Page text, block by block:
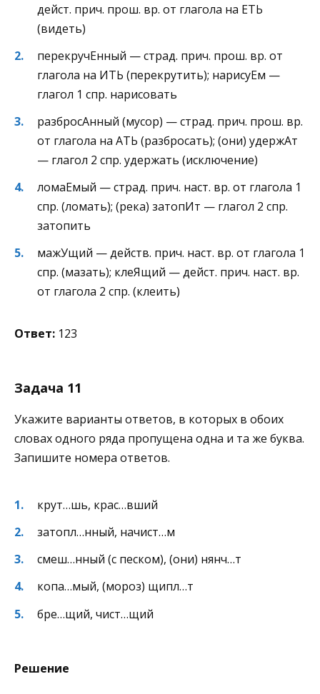
дейст. прич. прош. вр. от глагола на ЕТЬ
(видеть)
перекручЕнный — страд. прич. прош. вр. от
глагола на ИТЬ (перекрутить); нарисуЕм —
глагол 1 спр. нарисовать
разбросАнный (мусор) — страд. прич. прош. вр.
от глагола на АТЬ (разбросать); (они) удержАт
— глагол 2 спр. удержать (исключение)
ломаЕмый — страд. прич. наст. вр. от глагола 1
спр. (ломать); (река) затопИт — глагол 2 спр.
затопить
мажУщий — действ. прич. наст. вр. от глагола 1
спр. (мазать); клеЯщий — дейст. прич. наст. вр.
от глагола 2 спр. (клеить)
Ответ: 123
Задача 11
Укажите варианты ответов, в которых в обоих
словах одного ряда пропущена одна и та же буква.
Запишите номера ответов.
крут…шь, крас…вший
затопл…нный, начист…м
смеш…нный (с песком), (они) нянч…т
копа…мый, (мороз) щипл…т
бре…щий, чист…щий
Решение